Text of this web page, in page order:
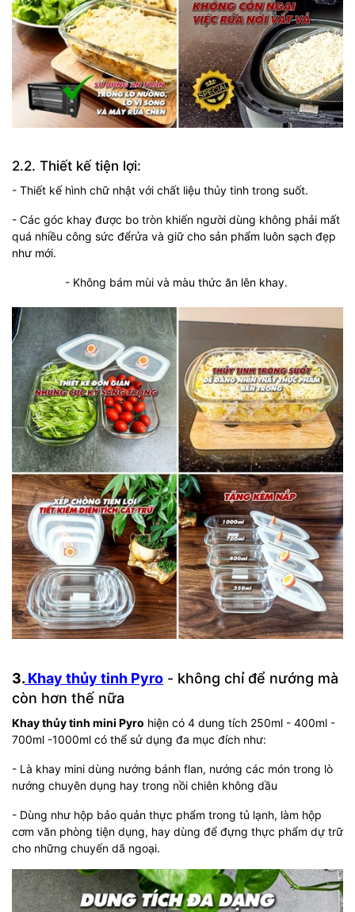
2.2. Thiết kế tiện lợi:
- Thiết kế hình chữ nhật với chất liệu thủy tinh trong suốt.
- Các góc khay được bo tròn khiến người dùng không phải mất
quá nhiều công sức đểrửa và giữ cho sản phẩm luôn sạch đẹp
như mới.
- Không bám mùi và màu thức ăn lên khay.
3. Khay thủy tinh Pyro - không chỉ để nướng mà
còn hơn thế nữa
Khay thủy tinh mini Pyro hiện có 4 dung tích 250ml - 400ml -
700ml -1000ml có thể sử dụng đa mục đích như:
- Là khay mini dùng nướng bánh flan, nướng các món trong lò
nướng chuyên dụng hay trong nồi chiên không dầu
- Dùng như hộp bảo quản thực phẩm trong tủ lạnh, làm hộp
cơm văn phòng tiện dụng, hay dùng để đựng thực phẩm dự trữ
cho những chuyến dã ngoại.